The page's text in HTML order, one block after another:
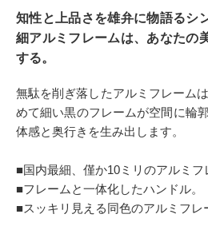
かたなび
すまいリング
お気に入り
知性と上品さを雄弁に物語るシ
細アルミフレームは、あなたの
する。
無駄を削ぎ落したアルミフレーム
めて細い黒のフレームが空間に輪
体感と奥行きを生み出します。
■国内最細、僅か10ミリのアルミフ
■フレームと一体化したハンドル。
■スッキリ見える同色のアルミフレ